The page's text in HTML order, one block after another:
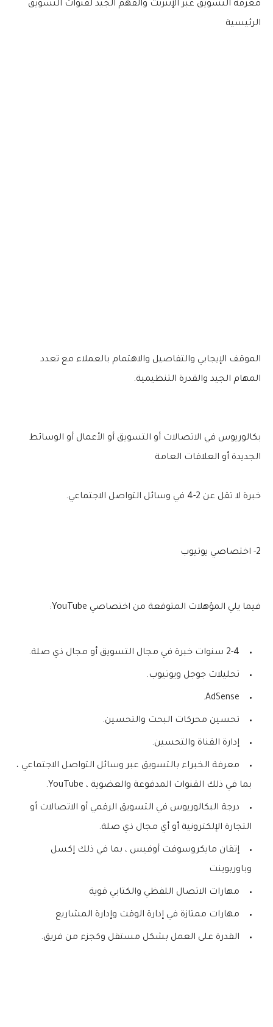
معرفة التسويق عبر الإنترنت والفهم الجيد لقنوات التسويق
الرئيسية
الموقف الإيجابي والتفاصيل والاهتمام بالعملاء مع تعدد
المهام الجيد والقدرة التنظيمية.
بكالوريوس في الاتصالات أو التسويق أو الأعمال أو الوسائط
الجديدة أو العلاقات العامة
خبرة لا تقل عن 2-4 في وسائل التواصل الاجتماعي.
2- اختصاصي يوتيوب
فيما يلي المؤهلات المتوقعة من اختصاصي YouTube:
2-4 سنوات خبرة في مجال التسويق أو مجال ذي صلة.
تحليلات جوجل ويوتيوب.
AdSense.
تحسين محركات البحث والتحسين.
إدارة القناة والتحسين.
معرفة الخبراء بالتسويق عبر وسائل التواصل الاجتماعي ،
بما في ذلك القنوات المدفوعة والعضوية ، YouTube.
درجة البكالوريوس في التسويق الرقمي أو الاتصالات أو
التجارة الإلكترونية أو أي مجال ذي صلة.
إتقان مايكروسوفت أوفيس ، بما في ذلك إكسل
وباوربوينت
مهارات الاتصال اللفظي والكتابي قوية
مهارات ممتازة في إدارة الوقت وإدارة المشاريع
القدرة على العمل بشكل مستقل وكجزء من فريق.